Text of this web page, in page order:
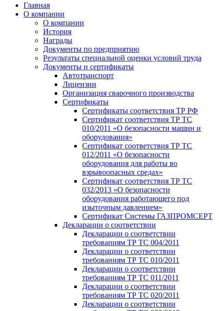
Главная
О компании
О компании
История
Награды
Документы по предприятию
Результаты специальной оценки условий труда
Документы и сертификаты
Автотранспорт
Лицензии
Организация сварочного производства
Cертификаты
Сертификаты соответствия ТР РФ
Сертификат соответствия ТР ТС
010/2011 «О безопасности машин и
оборудования»
Сертификат соответствия ТР ТС
012/2011 «О безопасности
оборудования для работы во
взрывоопасных средах»
Сертификат соответствия ТР ТС
032/2013 «О безопасности
оборудования работающего под
изыточным давлением»
Сертификат Системы ГАЗПРОМСЕРТ
Декларации о соответствии
Декларации о соответствии
требованиям ТР ТС 004/2011
Декларации о соответствии
требованиям ТР ТС 010/2011
Декларации о соответствии
требованиям ТР ТС 011/2011
Декларации о соответствии
требованиям ТР ТС 020/2011
Декларации о соответствии